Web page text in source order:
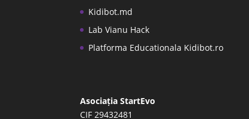
Kidibot.md
Lab Vianu Hack
Platforma Educationala Kidibot.ro
Asociația StartEvo
CIF 29432481